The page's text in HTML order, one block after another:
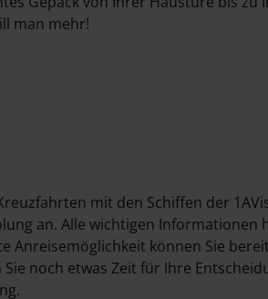
man mehr!
mit den Schiffen der
an. Alle wichtigen Informationen
Anreisemöglichkeit können Sie
noch etwas Zeit für Ihre